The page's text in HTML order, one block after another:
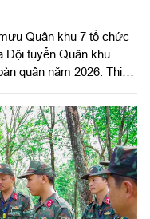
Quân khu 7 tổ chức
Đội tuyển Quân khu
quân năm 2026. Thiếu